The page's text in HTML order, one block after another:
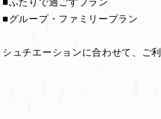
■ふたりで過ごすプラン
■グループ・ファミリープラン
シュチエーションに合わせて、ご利